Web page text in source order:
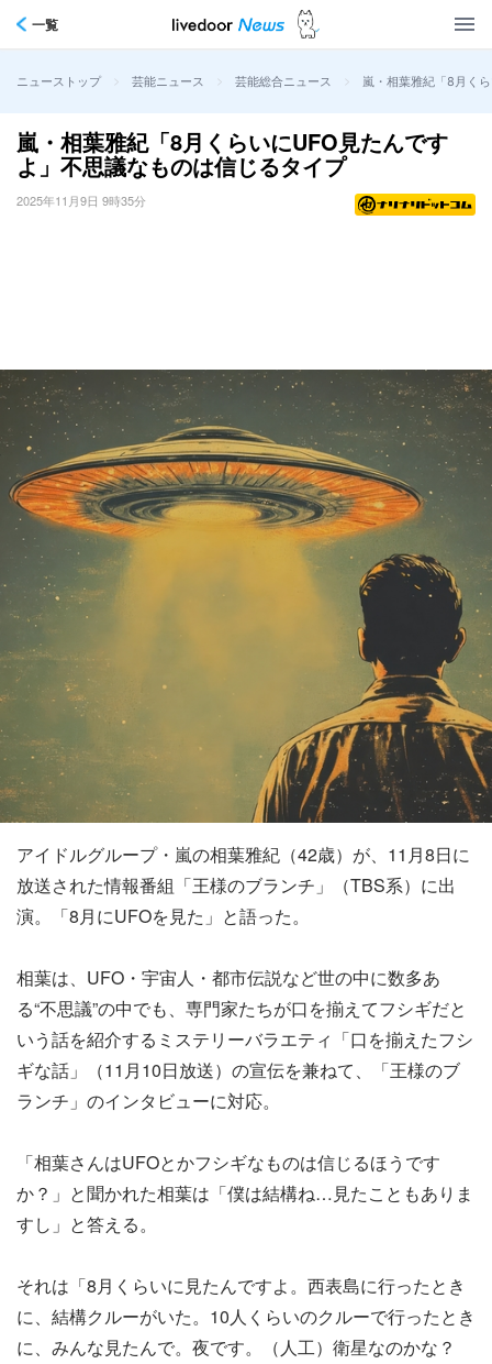
一覧
ニューストップ > 芸能ニュース > 芸能総合ニュース > 嵐・相葉雅紀「8月く
嵐・相葉雅紀「8月くらいにUFO見たんです
よ」不思議なものは信じるタイプ
2025年11月9日 9時35分
アイドルグループ・嵐の相葉雅紀（42歳）が、11月8日に
放送された情報番組「王様のブランチ」（TBS系）に出
演。「8月にUFOを見た」と語った。
相葉は、UFO・宇宙人・都市伝説など世の中に数多あ
る“不思議”の中でも、専門家たちが口を揃えてフシギだと
いう話を紹介するミステリーバラエティ「口を揃えたフシ
ギな話」（11月10日放送）の宣伝を兼ねて、「王様のブ
ランチ」のインタビューに対応。
「相葉さんはUFOとかフシギなものは信じるほうです
か？」と聞かれた相葉は「僕は結構ね…見たこともありま
すし」と答える。
それは「8月くらいに見たんですよ。西表島に行ったとき
に、結構クルーがいた。10人くらいのクルーで行ったとき
に、みんな見たんで。夜です。（人工）衛星なのかな？